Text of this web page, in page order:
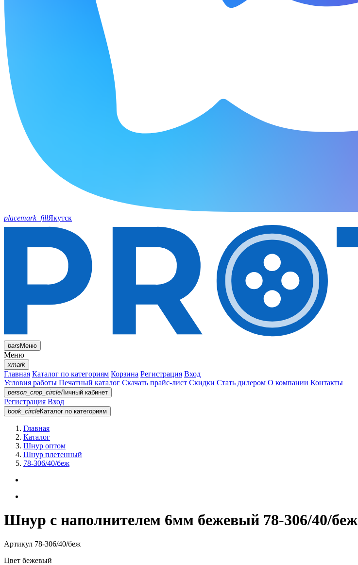
placemark_fillЯкутск
barsМеню
Меню
xmark
Главная Каталог по категориям Корзина Регистрация Вход
Условия работы Печатный каталог Скачать прайс-лист Скидки Стать дилером О компании Контакты
person_crop_circleЛичный кабинет
Регистрация Вход
book_circleКаталог по категориям
Главная
Каталог
Шнур оптом
Шнур плетенный
78-306/40/беж
Шнур с наполнителем 6мм бежевый 78-306/40/беж
Артикул 78-306/40/беж
Цвет бежевый